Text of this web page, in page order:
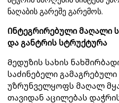
ნაღაბის გარეშე გარემოს.
Ინტეგრირებული მაღალი
და განტრის სტრუქტურა
Მედუზის სახის
საძინებელი გამაგრებული
უზრუნველყოფს მაღალ
თავიდან აცილებას